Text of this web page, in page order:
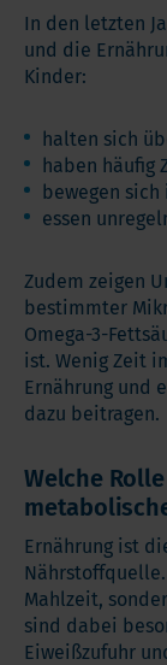
In den letzten
und die
Kinder:
halten sich
haben häufig
bewegen
essen
Zudem zeigen
bestimmter
Omega-3-
ist. Wenig Zeit
Ernährung und
dazu beitragen.
Welche
Ernährung ist
Mahlzeit,
sind dabei
Eiweißzufuhr